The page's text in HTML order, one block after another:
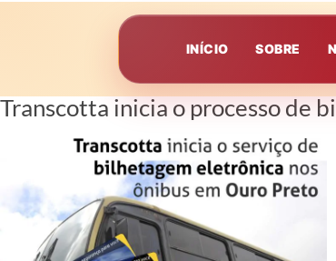
INÍCIO SOBRE
Transcotta inicia o processo de